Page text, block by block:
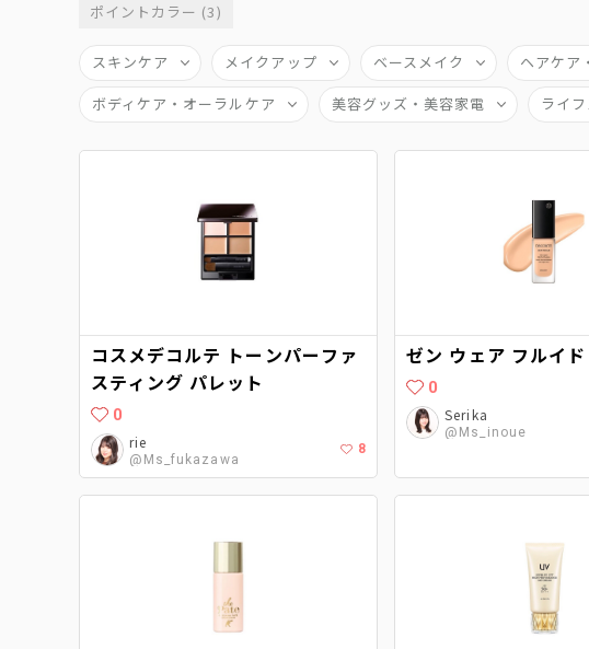
ポイントカラー (3)
スキンケア メイクアップ ベースメイク ヘアケア
ボディケア・オーラルケア
美容グッズ・美容家電 ライ
コスメデコルテ トーンパーファ
スティング パレット
0
rie
@Ms_fukazawa
8
ゼン ウェア フルイド
0
Serika
@Ms_inoue